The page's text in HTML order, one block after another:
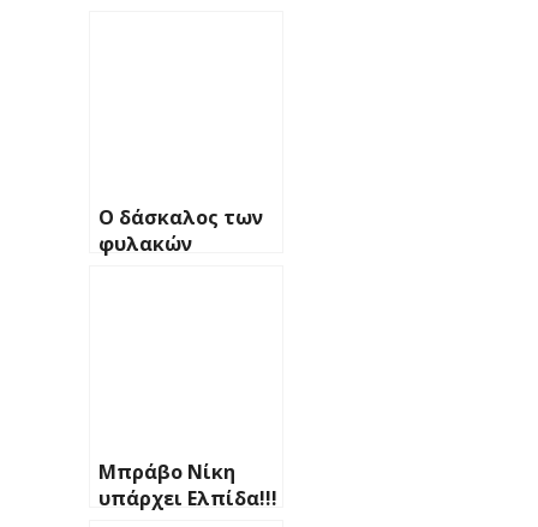
Ο δάσκαλος των
φυλακών
Μπράβο Νίκη
υπάρχει Ελπίδα!!!